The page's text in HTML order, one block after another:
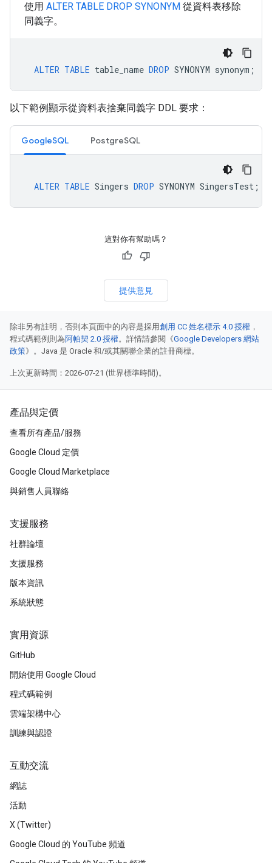
使用 ALTER TABLE DROP SYNONYM 從資料表移除
同義字。
ALTER TABLE table_name DROP SYNONYM synonym ;
以下範例顯示從資料表捨棄同義字 DDL 要求：
GoogleSQL PostgreSQL
ALTER TABLE Singers DROP SYNONYM SingersTest ;
這對你有幫助嗎？
提供意見
除非另有註明，否則本頁面中的內容是採用創用 CC 姓名標示 4.0 授權 ，
程式碼範例則為阿帕契 2.0 授權。詳情請參閱《Google Developers 網站
政策》。Java 是 Oracle 和/或其關聯企業的註冊商標。
上次更新時間：2026-07-21 (世界標準時間)。
產品與定價
查看所有產品/服務
Google Cloud 定價
Google Cloud Marketplace
與銷售人員聯絡
支援服務
社群論壇
支援服務
版本資訊
系統狀態
實用資源
GitHub
開始使用 Google Cloud
程式碼範例
雲端架構中心
訓練與認證
互動交流
網誌
活動
X (Twitter)
Google Cloud 的 YouTube 頻道